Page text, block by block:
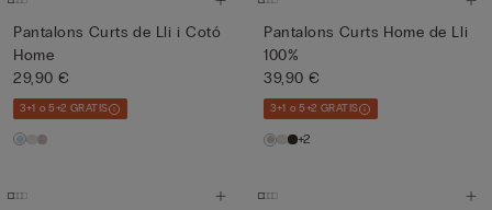
Pantalons Curts de Lli i Cotó
Home
29,90 €
3+1 o 5+2 GRATIS
Pantalons Curts Home de Lli
100%
39,90 €
3+1 o 5+2 GRATIS
+2